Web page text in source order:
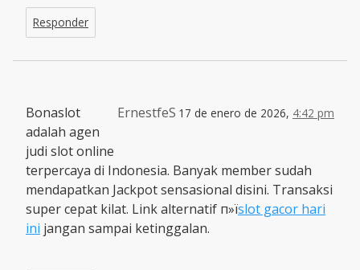
Responder
ErnestfeS 17 de enero de 2026, 4:42 pm
Bonaslot
adalah agen
judi slot online
terpercaya di Indonesia. Banyak member sudah
mendapatkan Jackpot sensasional disini. Transaksi
super cepat kilat. Link alternatif п»їslot gacor hari
ini jangan sampai ketinggalan.